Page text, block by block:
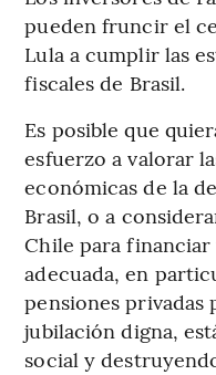
pueden fruncir el
Lula a cumplir las
fiscales de Brasil.
Es posible que
esfuerzo a valorar
económicas de la
Brasil, o a
Chile para
adecuada, en
pensiones privadas
jubilación digna,
social y